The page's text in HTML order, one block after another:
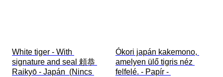
White tiger - With
signature and seal 頼恭
Raikyō - Japán  (Nincs
Ókori japán kakemono,
amelyen ülő tigris néz
felfelé. - Papír -